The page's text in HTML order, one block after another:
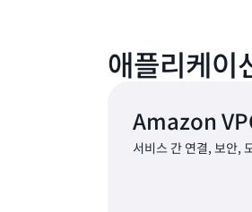
애플리케이
Amazon
서비스 간 연결, 보안,